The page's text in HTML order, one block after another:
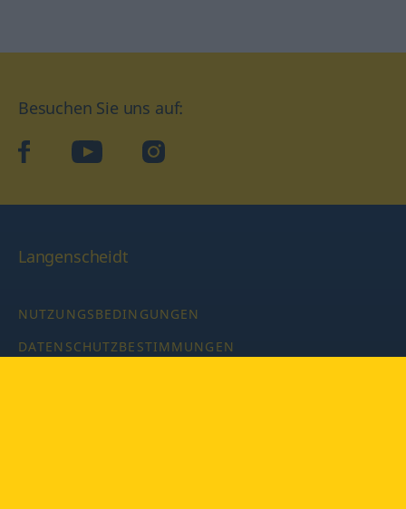
Besuchen Sie uns auf:
facebookYouTube Instagram
Langenscheidt
NUTZUNGSBEDINGUNGEN
DATENSCHUTZBESTIMMUNGEN